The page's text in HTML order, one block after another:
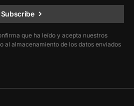
Subscribe
que ha leído y acepta nuestros
al almacenamiento de los datos enviados